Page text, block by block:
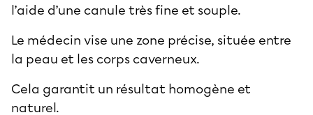
l’aide d’une canule très fine et souple.
Le médecin vise une zone précise, située entre
la peau et les corps caverneux.
Cela garantit un résultat homogène et
naturel.